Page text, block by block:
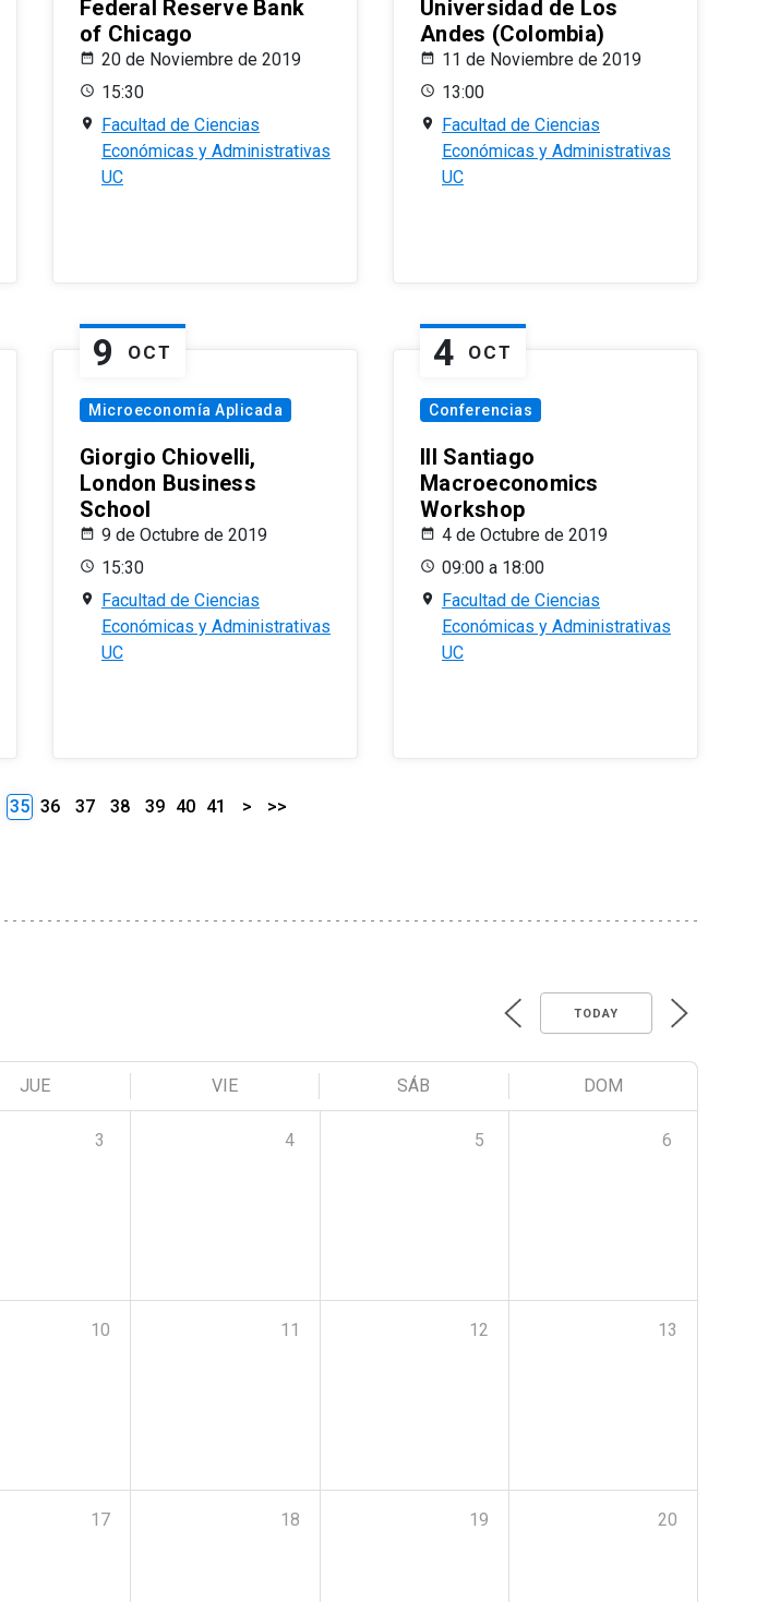
Federal Reserve Bank
of Chicago
20 de Noviembre de 2019
15:30
Facultad de Ciencias
Económicas y Administrativas
UC
Universidad de Los
Andes (Colombia)
11 de Noviembre de 2019
13:00
Facultad de Ciencias
Económicas y Administrativas
UC
9 OCT
Microeconomía Aplicada
Giorgio Chiovelli,
London Business
School
9 de Octubre de 2019
15:30
Facultad de Ciencias
Económicas y Administrativas
UC
4 OCT
Conferencias
III Santiago
Macroeconomics
Workshop
4 de Octubre de 2019
09:00 a 18:00
Facultad de Ciencias
Económicas y Administrativas
UC
35 36 37 38 39 40 41 > >>
TODAY
JUE VIE SÁB DOM
3 4 5 6
10 11 12 13
17 18 19 20